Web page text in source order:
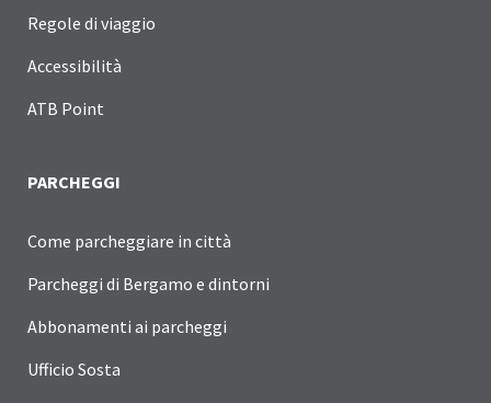
Regole di viaggio
Accessibilità
ATB Point
PARCHEGGI
Come parcheggiare in città
Parcheggi di Bergamo e dintorni
Abbonamenti ai parcheggi
Ufficio Sosta